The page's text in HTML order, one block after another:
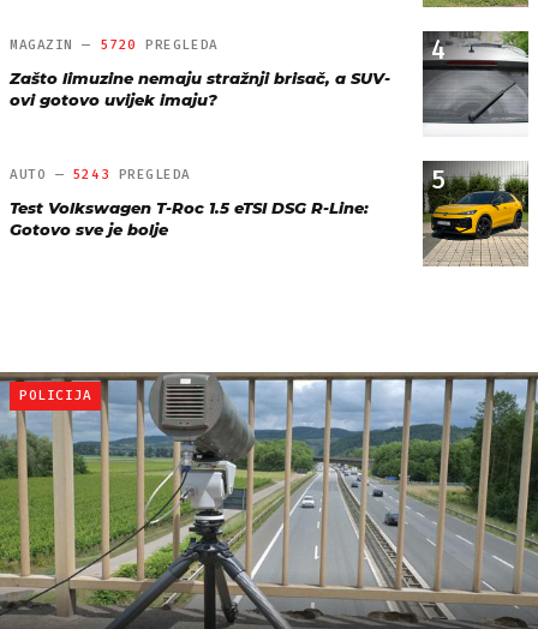
4
MAGAZIN — 5720 PREGLEDA
Zašto limuzine nemaju stražnji brisač, a SUV-
ovi gotovo uvijek imaju?
5
AUTO — 5243 PREGLEDA
Test Volkswagen T-Roc 1.5 eTSI DSG R-Line:
Gotovo sve je bolje
POLICIJA